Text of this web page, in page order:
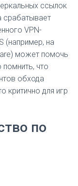
ссылок
срабатывает
VPN-
(например, на
может помочь
что
обхода
критично для игр
по